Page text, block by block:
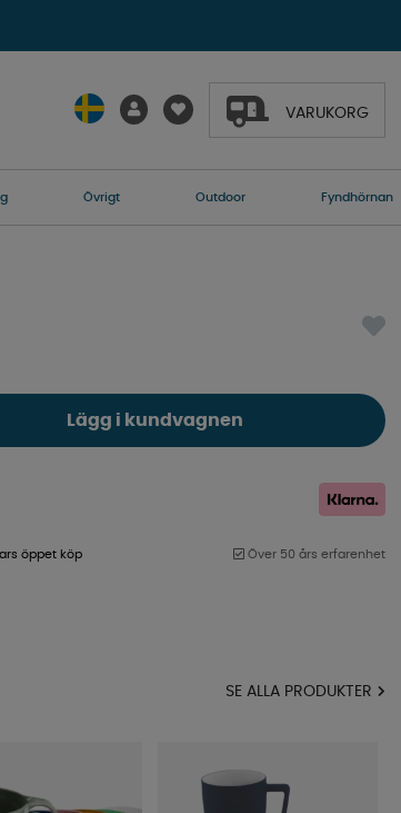
VARUKORG
Övrigt Outdoor Fyndhörnan
Lägg i kundvagnen
öppet köp Över 50 års erfarenhet
SE ALLA PRODUKTER